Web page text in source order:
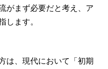
がまず必要だと考え、ア
します。
は、現代において「初期